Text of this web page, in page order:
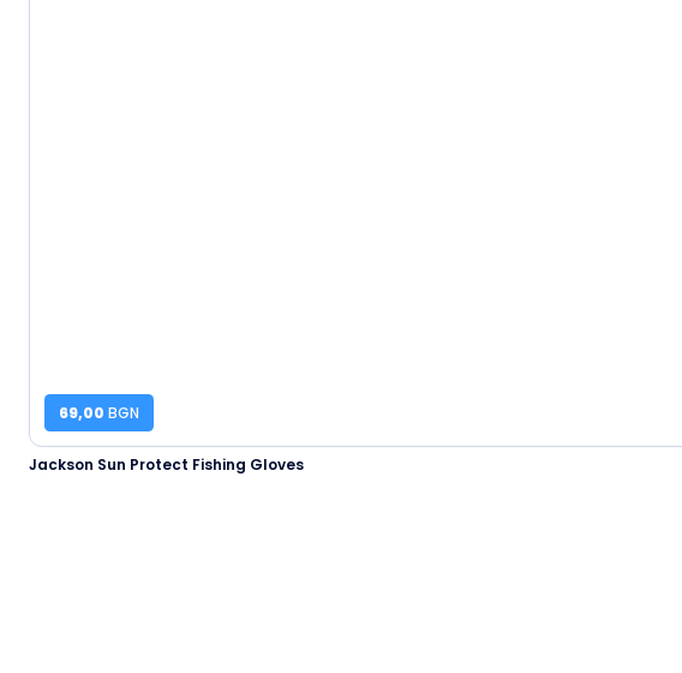
69,00 BGN
Jackson Sun Protect Fishing Gloves